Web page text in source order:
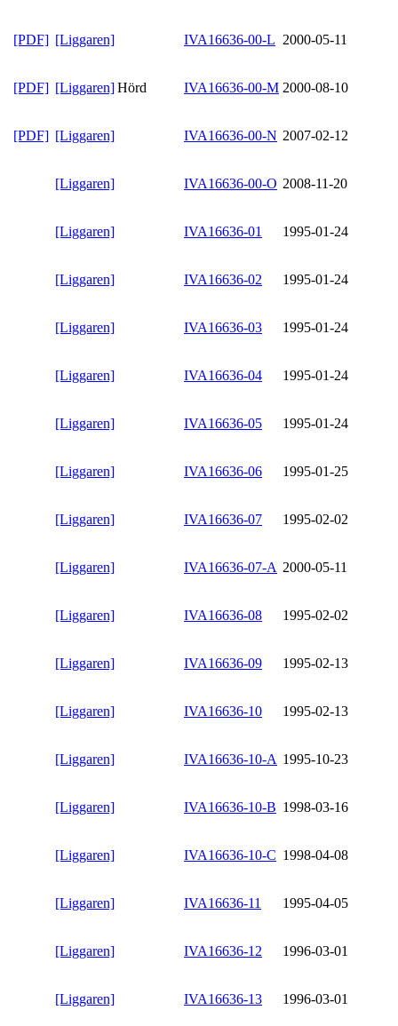
[PDF] [Liggaren] IVA16636-00-L 2000-05-11
[PDF] [Liggaren]Hörd IVA16636-00-M 2000-08-10
[PDF] [Liggaren] IVA16636-00-N 2007-02-12
[Liggaren] IVA16636-00-O 2008-11-20
[Liggaren] IVA16636-01 1995-01-24
[Liggaren] IVA16636-02 1995-01-24
[Liggaren] IVA16636-03 1995-01-24
[Liggaren] IVA16636-04 1995-01-24
[Liggaren] IVA16636-05 1995-01-24
[Liggaren] IVA16636-06 1995-01-25
[Liggaren] IVA16636-07 1995-02-02
[Liggaren] IVA16636-07-A 2000-05-11
[Liggaren] IVA16636-08 1995-02-02
[Liggaren] IVA16636-09 1995-02-13
[Liggaren] IVA16636-10 1995-02-13
[Liggaren] IVA16636-10-A 1995-10-23
[Liggaren] IVA16636-10-B 1998-03-16
[Liggaren] IVA16636-10-C 1998-04-08
[Liggaren] IVA16636-11 1995-04-05
[Liggaren] IVA16636-12 1996-03-01
[Liggaren] IVA16636-13 1996-03-01